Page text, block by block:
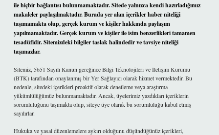
ile hiçbir bağlantısı bulunmamaktadır. Sitede yalnızca kendi hazırladığımız
makaleler paylaşılmaktadır. Burada yer alan içerikler haber niteliği
taşımamakta olup, gerçek kurum ve kişiler hakkında paylaşım
yapılmamaktadır. Gerçek kurum ve kişiler ile isim benzerlikleri tamamen
tesadüfidir. Sitemizdeki bilgiler taslak halindedir ve tavsiye niteliği
taşımazlar.
Sitemiz, 5651 Sayılı Kanun gereğince Bilgi Teknolojileri ve İletişim Kurumu
(BTK) tarafından onaylanmış bir Yer Sağlayıcı olarak hizmet vermektedir. Bu
nedenle, sitedeki içerikleri proaktif olarak denetleme veya araştırma
yükümlülüğümüz bulunmamaktadır. Ancak, üyelerimiz yazdıkları içeriklerin
sorumluluğunu taşımakta olup, siteye üye olarak bu sorumluluğu kabul etmiş
sayılırlar.
Hukuka ve yasal düzenlemelere aykırı olduğunu düşündüğünüz içerikleri,